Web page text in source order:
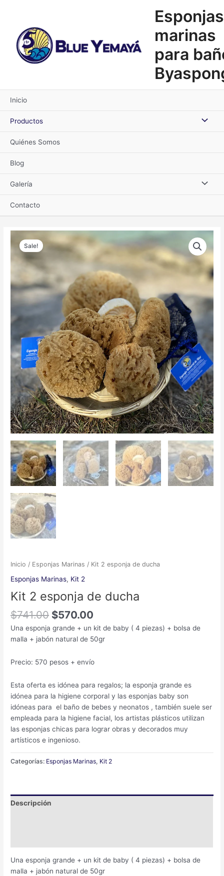
contenido
Esponjas
marinas
para
Inicio
Productos Alternar
Quiénes Somos
Blog
Galería Alternar
Contacto
Sale!
Inicio / Esponjas Marinas / Kit 2 esponja de ducha
Esponjas Marinas, Kit 2
Kit 2 esponja de ducha
$741.00 $570.00
Una esponja grande + un kit de baby ( 4 piezas) + bolsa de
malla + jabón natural de 50gr
Precio: 570 pesos + envío
Esta oferta es idónea para regalos; la esponja grande es
idónea para la higiene corporal y las esponjas baby son
idóneas para el baño de bebes y neonatos , también suele ser
empleada para la higiene facial, los artistas plásticos utilizan
las esponjas chicas para lograr obras y decorados muy
artísticos e ingenioso.
Categorías: Esponjas Marinas, Kit 2
Descripción
Una esponja grande + un kit de baby ( 4 piezas) + bolsa de
malla + jabón natural de 50gr